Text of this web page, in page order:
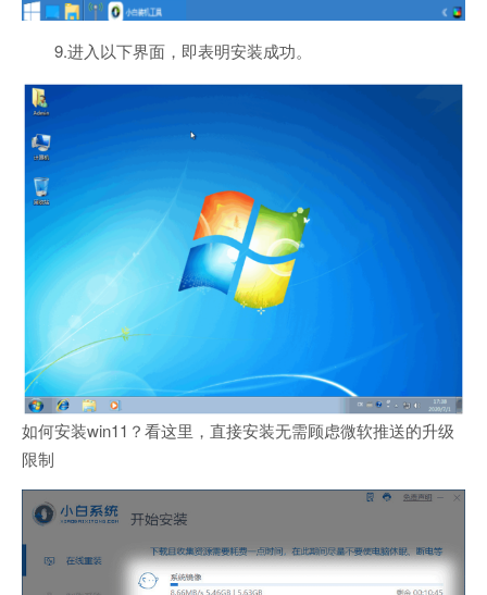
9.进入以下界面，即表明安装成功。
如何安装win11？看这里，直接安装无需顾虑微软推送的升级
限制